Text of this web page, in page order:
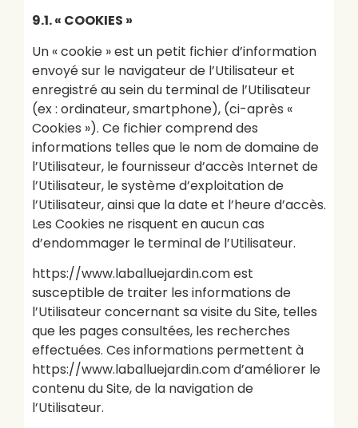
9.1. « COOKIES »
Un « cookie » est un petit fichier d’information
envoyé sur le navigateur de l’Utilisateur et
enregistré au sein du terminal de l’Utilisateur
(ex : ordinateur, smartphone), (ci-après «
Cookies »). Ce fichier comprend des
informations telles que le nom de domaine de
l’Utilisateur, le fournisseur d’accès Internet de
l’Utilisateur, le système d’exploitation de
l’Utilisateur, ainsi que la date et l’heure d’accès.
Les Cookies ne risquent en aucun cas
d’endommager le terminal de l’Utilisateur.
https://www.laballuejardin.com est
susceptible de traiter les informations de
l’Utilisateur concernant sa visite du Site, telles
que les pages consultées, les recherches
effectuées. Ces informations permettent à
https://www.laballuejardin.com d’améliorer le
contenu du Site, de la navigation de
l’Utilisateur.